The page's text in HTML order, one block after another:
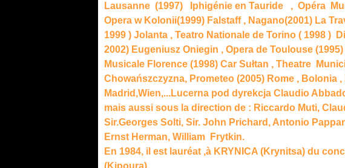
Lausanne (1997) Iphigénie en Tauride , Opéra
Opera w Kolonii(1999) Falstaff , Nagano(2001) La
1999 ) Jolanta , Teatro Nationale de Torino ( 1998 )
2002) Eugeniusz Oniegin , Opera de Toulouse
Musicale Florence (1998) Car Sułtan , Theatre
Chowańszczyzna, Prometeo (2005) Rome , Bolonia
Madrid,Wien,...Lucerna pod dyrekcja Claudio
mais aussi sous la direction de : Riccardo Muti,
Sir.Georges Solti, Sir. John Prichard, Antonio
Ernst Herman, William Frytkin.
En 1984, il est lauréat ,à KRYNICA (Krynitsa) du
(Kipoura)